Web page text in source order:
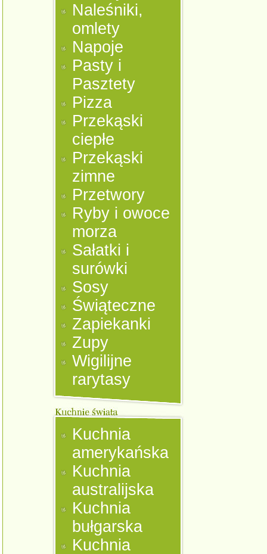
Naleśniki,
omlety
Napoje
Pasty i
Pasztety
Pizza
Przekąski
ciepłe
Przekąski
zimne
Przetwory
Ryby i owoce
morza
Sałatki i
surówki
Sosy
Świąteczne
Zapiekanki
Zupy
Wigilijne
rarytasy
Kuchnia
amerykańska
Kuchnia
australijska
Kuchnia
bułgarska
Kuchnia